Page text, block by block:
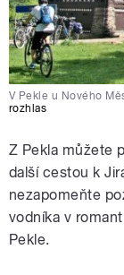
V Pekle u Nového
rozhlas
Z Pekla můžete
další cestou k
nezapomeňte
vodníka v
Pekle.